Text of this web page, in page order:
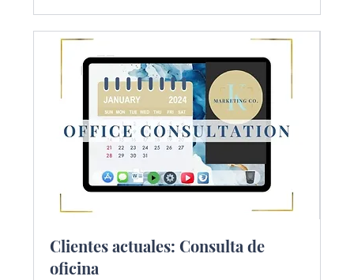
Clientes actuales: Consulta de
oficina